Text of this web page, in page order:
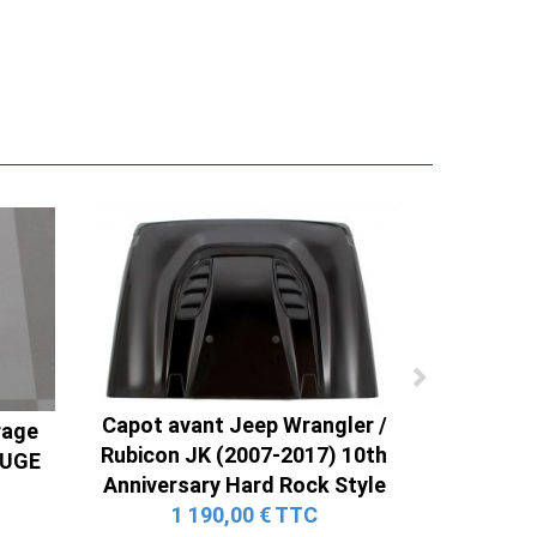
Capot avant Jeep Wrangler /
Rubicon JK (2007-2017) 10th
Anniversary Hard Rock Style
1 190,00 € TTC